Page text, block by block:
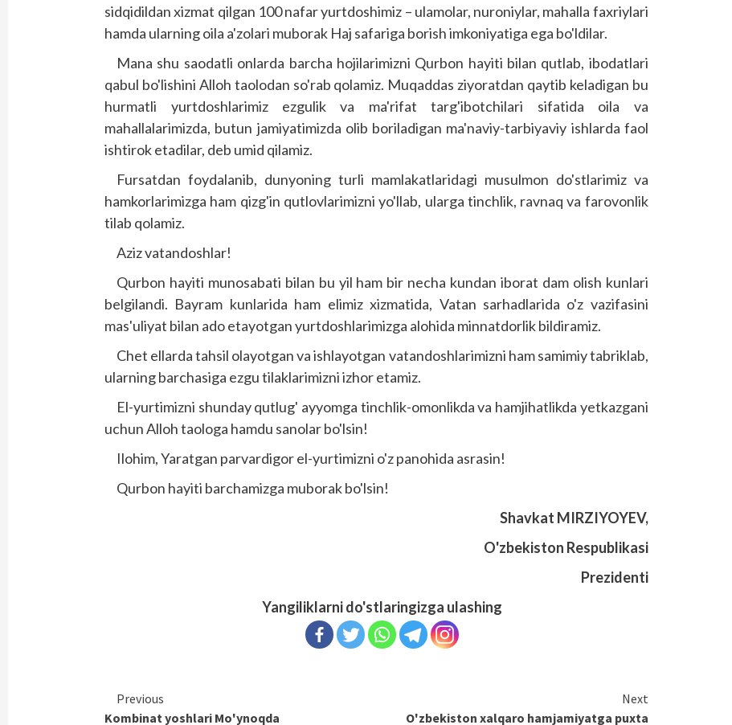
sidqidildan xizmat qilgan 100 nafar yurtdoshimiz – ulamolar, nuroniylar, mahalla faxriylari
hamda ularning oila a'zolari muborak Haj safariga borish imkoniyatiga ega bo'ldilar.
Mana shu saodatli onlarda barcha hojilarimizni Qurbon hayiti bilan qutlab, ibodatlari
qabul bo'lishini Alloh taolodan so'rab qolamiz. Muqaddas ziyoratdan qaytib keladigan bu
hurmatli yurtdoshlarimiz ezgulik va ma'rifat targ'ibotchilari sifatida oila va
mahallalarimizda, butun jamiyatimizda olib boriladigan ma'naviy-tarbiyaviy ishlarda faol
ishtirok etadilar, deb umid qilamiz.
Fursatdan foydalanib, dunyoning turli mamlakatlaridagi musulmon do'stlarimiz va
hamkorlarimizga ham qizg'in qutlovlarimizni yo'llab, ularga tinchlik, ravnaq va farovonlik
tilab qolamiz.
Aziz vatandoshlar!
Qurbon hayiti munosabati bilan bu yil ham bir necha kundan iborat dam olish kunlari
belgilandi. Bayram kunlarida ham elimiz xizmatida, Vatan sarhadlarida o'z vazifasini
mas'uliyat bilan ado etayotgan yurtdoshlarimizga alohida minnatdorlik bildiramiz.
Chet ellarda tahsil olayotgan va ishlayotgan vatandoshlarimizni ham samimiy tabriklab,
ularning barchasiga ezgu tilaklarimizni izhor etamiz.
El-yurtimizni shunday qutlug' ayyomga tinchlik-omonlikda va hamjihatlikda yetkazgani
uchun Alloh taologa hamdu sanolar bo'lsin!
Ilohim, Yaratgan parvardigor el-yurtimizni o'z panohida asrasin!
Qurbon hayiti barchamizga muborak bo'lsin!
Shavkat MIRZIYOYEV,
O'zbekiston Respublikasi
Prezidenti
Yangiliklarni do'stlaringizga ulashing
Continue
Previous
Kombinat yoshlari Mo'ynoqda
Next
O'zbekiston xalqaro hamjamiyatga puxta